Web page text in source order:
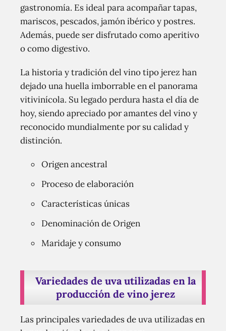
gastronomía. Es ideal para acompañar tapas,
mariscos, pescados, jamón ibérico y postres.
Además, puede ser disfrutado como aperitivo
o como digestivo.
La historia y tradición del vino tipo jerez han
dejado una huella imborrable en el panorama
vitivinícola. Su legado perdura hasta el día de
hoy, siendo apreciado por amantes del vino y
reconocido mundialmente por su calidad y
distinción.
Origen ancestral
Proceso de elaboración
Características únicas
Denominación de Origen
Maridaje y consumo
Variedades de uva utilizadas en la
producción de vino jerez
Las principales variedades de uva utilizadas en